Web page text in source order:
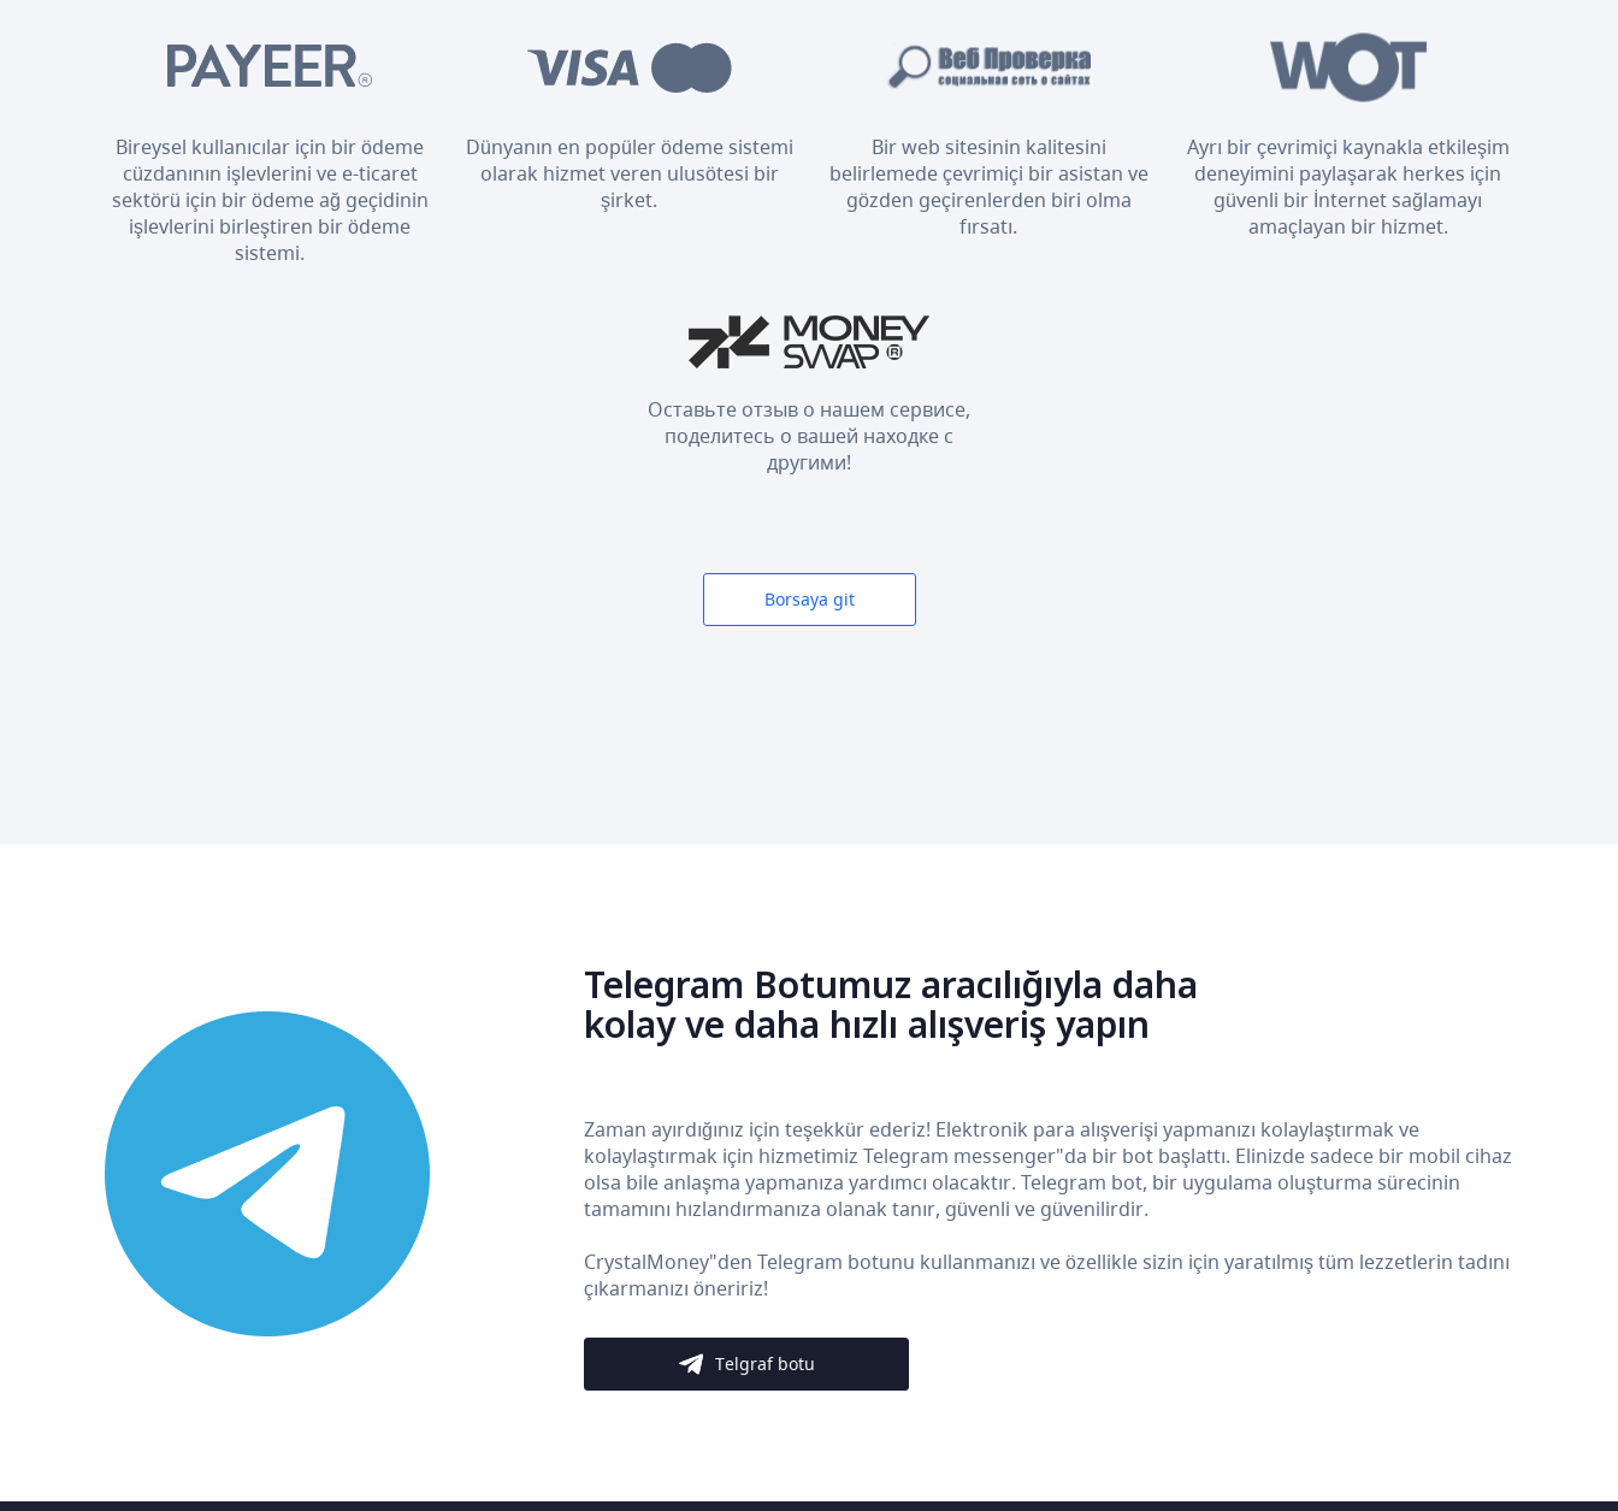
Bireysel kullanıcılar için bir ödeme
cüzdanının işlevlerini ve e-ticaret
sektörü için bir ödeme ağ geçidinin
işlevlerini birleştiren bir ödeme
sistemi.
Dünyanın en popüler ödeme sistemi
olarak hizmet veren ulusötesi bir
şirket.
Bir web sitesinin kalitesini
belirlemede çevrimiçi bir asistan ve
gözden geçirenlerden biri olma
fırsatı.
Ayrı bir çevrimiçi kaynakla etkileşim
deneyimini paylaşarak herkes için
güvenli bir İnternet sağlamayı
amaçlayan bir hizmet.
Оставьте отзыв о нашем сервисе,
поделитесь о вашей находке с
другими!
Borsaya git
Telegram Botumuz aracılığıyla daha
kolay ve daha hızlı alışveriş yapın
Zaman ayırdığınız için teşekkür ederiz! Elektronik para alışverişi yapmanızı kolaylaştırmak ve
kolaylaştırmak için hizmetimiz Telegram messenger"da bir bot başlattı. Elinizde sadece bir mobil cihaz
olsa bile anlaşma yapmanıza yardımcı olacaktır. Telegram bot, bir uygulama oluşturma sürecinin
tamamını hızlandırmanıza olanak tanır, güvenli ve güvenilirdir.
CrystalMoney"den Telegram botunu kullanmanızı ve özellikle sizin için yaratılmış tüm lezzetlerin tadını
çıkarmanızı öneririz!
Telgraf botu